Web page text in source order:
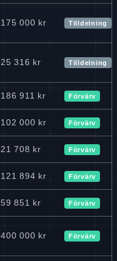
175 000 kr Tilldelning
25 316 kr Tilldelning
186 911 kr Förvärv
102 000 kr Förvärv
21 708 kr Förvärv
121 894 kr Förvärv
59 851 kr Förvärv
400 000 kr Förvärv